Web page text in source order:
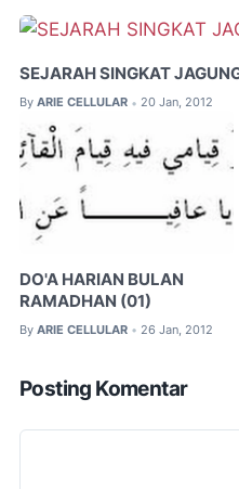
SEJARAH SINGKAT
By ARIE CELLULAR • 20 Jan, 2012
DO'A HARIAN BULAN
RAMADHAN (01)
By ARIE CELLULAR • 26 Jan, 2012
Posting Komentar